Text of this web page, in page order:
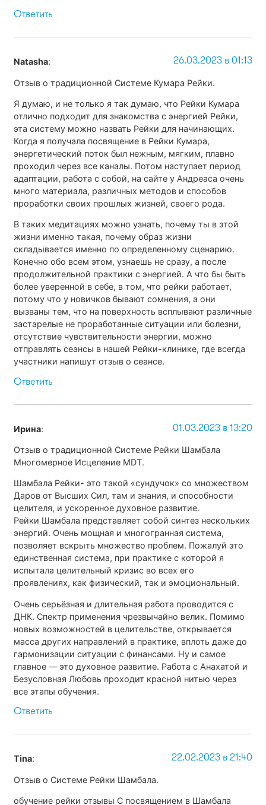
Ответить
Natasha: 26.03.2023 в 01:13
Отзыв о традиционной Системе Кумара Рейки.
Я думаю, и не только я так думаю, что Рейки Кумара
отлично подходит для знакомства с энергией Рейки,
эта систему можно назвать Рейки для начинающих.
Когда я получала посвящение в Рейки Кумара,
энергетический поток был нежным, мягким, плавно
проходил через все каналы. Потом наступает период
адаптации, работа с собой, на сайте у Андреаса очень
много материала, различных методов и способов
проработки своих прошлых жизней, своего рода.
В таких медитациях можно узнать, почему ты в этой
жизни именно такая, почему образ жизни
складывается именно по определенному сценарию.
Конечно обо всем этом, узнаешь не сразу, а после
продолжительной практики с энергией. А что бы быть
более уверенной в себе, в том, что рейки работает,
потому что у новичков бывают сомнения, а они
вызваны тем, что на поверхность всплывают различные
застарелые не проработанные ситуации или болезни,
отсутствие чувствительности энергии, можно
отправлять сеансы в нашей Рейки-клинике, где всегда
участники напишут отзыв о сеансе.
Ответить
Ирина: 01.03.2023 в 13:20
Отзыв о традиционной Системе Рейки Шамбала
Многомерное Исцеление MDT.
Шамбала Рейки- это такой «сундучок» со множеством
Даров от Высших Сил, там и знания, и способности
целителя, и ускоренное духовное развитие.
Рейки Шамбала представляет собой синтез нескольких
энергий. Очень мощная и многогранная система,
позволяет вскрыть множество проблем. Пожалуй это
единственная система, при практике с которой я
испытала целительный кризис во всех его
проявлениях, как физический, так и эмоциональный.
Очень серьёзная и длительная работа проводится с
ДНК. Спектр применения чрезвычайно велик. Помимо
новых возможностей в целительстве, открывается
масса других направлений в практике, вплоть даже до
гармонизации ситуации с финансами. Ну и самое
главное — это духовное развитие. Работа с Анахатой и
Безусловная Любовь проходит красной нитью через
все этапы обучения.
Ответить
Tina: 22.02.2023 в 21:40
Отзыв о Системе Рейки Шамбала.
обучение рейки отзывы С посвящением в Шамбала